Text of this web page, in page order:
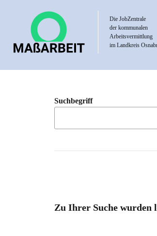
Die JobZentrale
der kommunalen
Arbeitsvermittlung
im Landkreis
Suchbegriff
Zu Ihrer Suche wurden